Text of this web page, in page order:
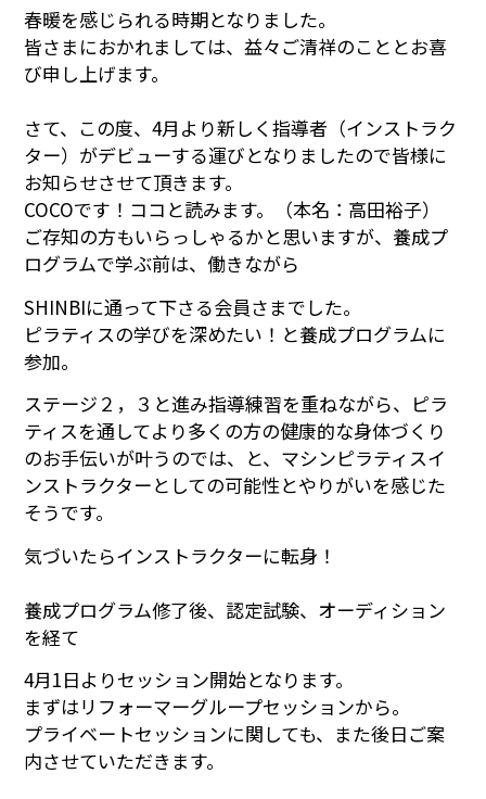
春暖を感じられる時期となりました。
皆さまにおかれましては、益々ご清祥のこととお喜
び申し上げます。
さて、この度、4月より新しく指導者（インストラク
ター）がデビューする運びとなりましたので皆様に
お知らせさせて頂きます。
COCOです！ココと読みます。（本名：高田裕子）
ご存知の方もいらっしゃるかと思いますが、養成プ
ログラムで学ぶ前は、働きながら
SHINBIに通って下さる会員さまでした。
ピラティスの学びを深めたい！と養成プログラムに
参加。
ステージ２，３と進み指導練習を重ねながら、ピラ
ティスを通してより多くの方の健康的な身体づくり
のお手伝いが叶うのでは、と、マシンピラティスイ
ンストラクターとしての可能性とやりがいを感じた
そうです。
気づいたらインストラクターに転身！
養成プログラム修了後、認定試験、オーディション
を経て
4月1日よりセッション開始となります。
まずはリフォーマーグループセッションから。
プライベートセッションに関しても、また後日ご案
内させていただきます。